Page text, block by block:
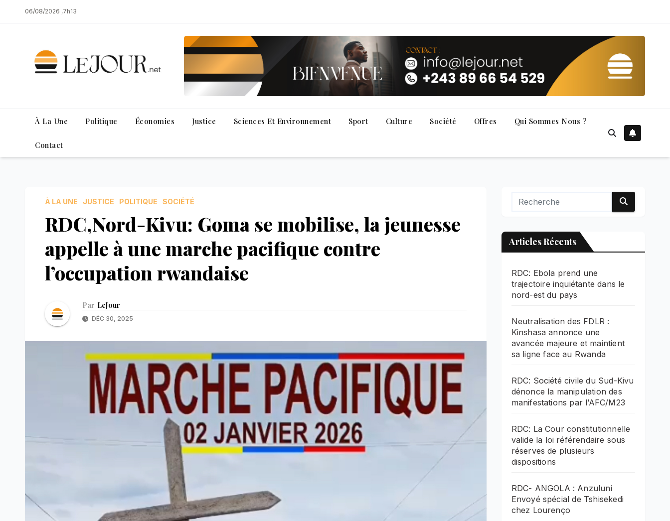
to
06/08/2026 ,7h13
À La Une Politique Économies Justice Sciences Et Environnement Sport Culture Société Offres Qui Sommes Nous ?
Contact
À LA UNE JUSTICE POLITIQUE SOCIÉTÉ
RDC,Nord-Kivu: Goma se mobilise, la jeunesse
appelle à une marche pacifique contre
l’occupation rwandaise
Par LeJour
DÉC 30, 2025
Articles Récents
RDC: Ebola prend une
trajectoire inquiétante dans le
nord-est du pays
Neutralisation des FDLR :
Kinshasa annonce une
avancée majeure et maintient
sa ligne face au Rwanda
RDC: Société civile du Sud-Kivu
dénonce la manipulation des
manifestations par l’AFC/M23
RDC: La Cour constitutionnelle
valide la loi référendaire sous
réserves de plusieurs
dispositions
RDC- ANGOLA : Anzuluni
Envoyé spécial de Tshisekedi
chez Lourenço